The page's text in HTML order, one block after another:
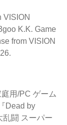
VISION
K.K. Game
from VISION
用/PC ゲーム
Dead by
闘 スーパー